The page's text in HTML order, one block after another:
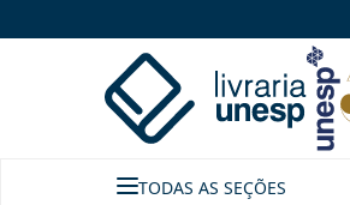
TODAS AS SEÇÕES